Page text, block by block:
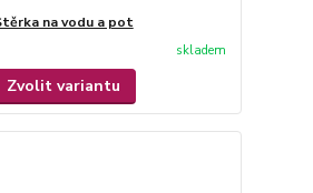
na vodu a pot
skladem
Zvolit variantu